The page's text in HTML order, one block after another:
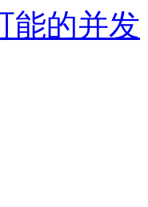
能的并发